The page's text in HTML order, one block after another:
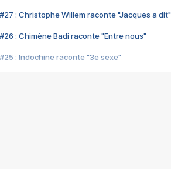
#27 : Christophe Willem raconte "Jacques a dit"
#26 : Chimène Badi raconte "Entre nous"
#25 : Indochine raconte "3e sexe"